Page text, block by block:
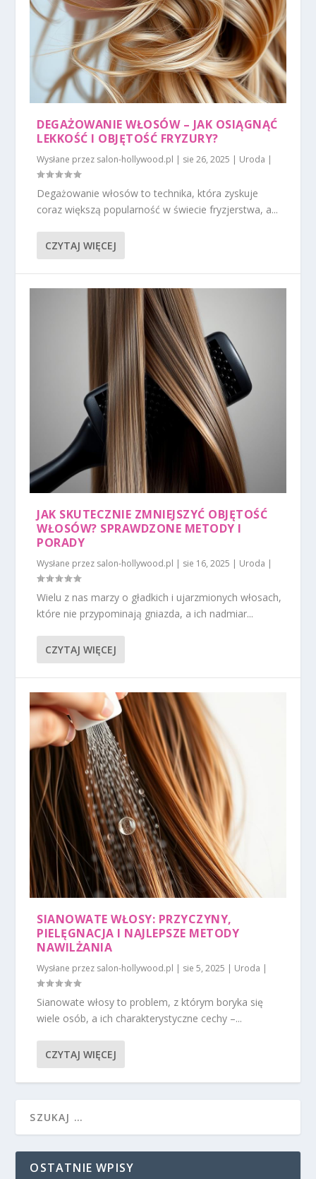
DEGAŻOWANIE WŁOSÓW – JAK OSIĄGNĄĆ
LEKKOŚĆ I OBJĘTOŚĆ FRYZURY?
Wysłane przez salon-hollywood.pl | sie 26, 2025 | Uroda |
Degażowanie włosów to technika, która zyskuje
coraz większą popularność w świecie fryzjerstwa, a...
CZYTAJ WIĘCEJ
JAK SKUTECZNIE ZMNIEJSZYĆ OBJĘTOŚĆ
WŁOSÓW? SPRAWDZONE METODY I
PORADY
Wysłane przez salon-hollywood.pl | sie 16, 2025 | Uroda |
Wielu z nas marzy o gładkich i ujarzmionych włosach,
które nie przypominają gniazda, a ich nadmiar...
CZYTAJ WIĘCEJ
SIANOWATE WŁOSY: PRZYCZYNY,
PIELĘGNACJA I NAJLEPSZE METODY
NAWILŻANIA
Wysłane przez salon-hollywood.pl | sie 5, 2025 | Uroda |
Sianowate włosy to problem, z którym boryka się
wiele osób, a ich charakterystyczne cechy –...
CZYTAJ WIĘCEJ
OSTATNIE WPISY